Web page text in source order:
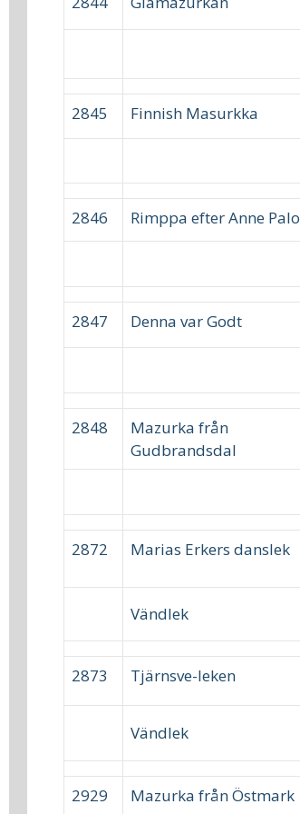
2845 Finnish Masurkka
2846 Rimppa efter Anne Palo
2847 Denna var Godt
2848
Mazurka från
Gudbrandsdal
2872 Marias Erkers danslek
Vändlek
2873 Tjärnsve-leken
Vändlek
2929 Mazurka från Östmark